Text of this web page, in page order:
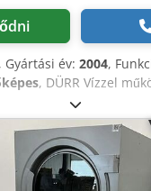
, Gyártási év: 2004,
, DÜRR Vízzel
nagy kosárral –
Az egység a
mellékelünk hozzá.
Uectja Gépeinkhez és
Magas